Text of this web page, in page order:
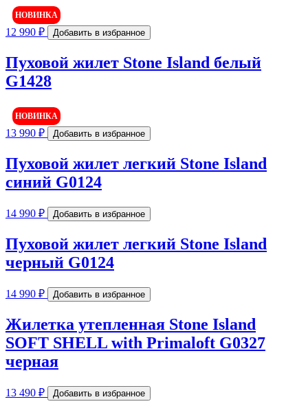
НОВИНКА
12 990 ₽ Добавить в избранное
Пуховой жилет Stone Island белый
G1428
НОВИНКА
13 990 ₽ Добавить в избранное
Пуховой жилет легкий Stone Island
синий G0124
14 990 ₽ Добавить в избранное
Пуховой жилет легкий Stone Island
черный G0124
14 990 ₽ Добавить в избранное
Жилетка утепленная Stone Island
SOFT SHELL with Primaloft G0327
черная
13 490 ₽ Добавить в избранное